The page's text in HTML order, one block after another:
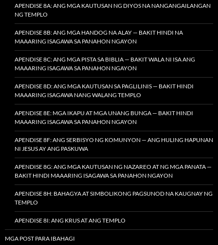
APENDISE 8A: ANG MGA KAUTUSAN NG DIYOS NA NANGANGAILANGAN
NG TEMPLO
APENDISE 8B: ANG MGA HANDOG NA ALAY — BAKIT HINDI NA
MAAARING ISAGAWA SA PANAHON NGAYON
APENDISE 8C: ANG MGA PISTA SA BIBLIA — BAKIT WALA NI ISA ANG
MAAARING ISAGAWA SA PANAHON NGAYON
APENDISE 8D: ANG MGA KAUTUSAN SA PAGLILINIS — BAKIT HINDI
MAAARING ISAGAWA NANG WALANG TEMPLO
APENDISE 8E: MGA IKAPU AT MGA UNANG BUNGA — BAKIT HINDI
MAAARING ISAGAWA SA PANAHON NGAYON
APENDISE 8F: ANG SERBISYO NG KOMUNYON — ANG HULING HAPUNAN
NI JESUS AY ANG PASKUWA
APENDISE 8G: ANG MGA KAUTUSAN NG NAZAREO AT NG MGA PANATA —
BAKIT HINDI MAAARING ISAGAWA SA PANAHON NGAYON
APENDISE 8H: BAHAGYA AT SIMBOLIKONG PAGSUNOD NA KAUGNAY NG
TEMPLO
APENDISE 8I: ANG KRUS AT ANG TEMPLO
MGA POST PARA IBAHAGI